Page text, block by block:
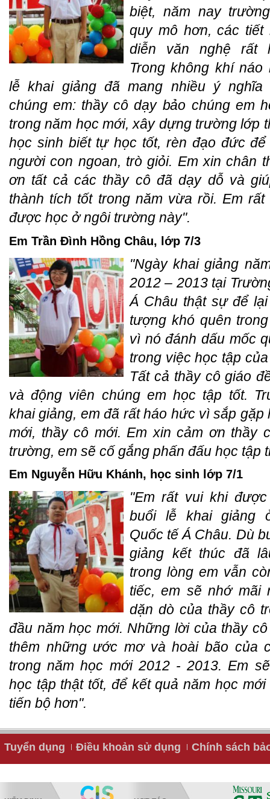
biệt, năm nay
quy mô hơn, các tiết
diễn văn nghệ rất
Trong không khí náo
lễ khai giảng đã mang nhiều ý nghĩa
chúng em: thầy cô dạy bảo chúng em
trong năm học mới, xây dựng trường lớp
học sinh biết tự học tốt, rèn đạo đức để
người con ngoan, trò giỏi. Em xin chân
ơn tất cả các thầy cô đã dạy dỗ và
thành tích tốt trong năm vừa rồi. Em
được học ở ngôi trường này".
Em Trần Đình Hồng Châu, lớp 7/3
"Ngày khai giảng
2012 – 2013 tại
Á Châu thật sự để
tượng khó quên
vì nó đánh dấu mốc
trong việc học tập
Tất cả thầy cô giáo
và động viên chúng em học tập tốt.
khai giảng, em đã rất háo hức vì sắp gặp
mới, thầy cô mới. Em xin cảm ơn thầy
trường, em sẽ cố gắng phấn đấu học tập
Em Nguyễn Hữu Khánh, học sinh lớp 7/1
"Em rất vui khi
buổi lễ khai giảng
Quốc tế Á Châu. Dù
giảng kết thúc đã
trong lòng em vẫn
tiếc, em sẽ nhớ mãi
dặn dò của thầy cô
đầu năm học mới. Những lời của thầy
thêm những ước mơ và hoài bão của
trong năm học mới 2012 - 2013. Em
học tập thật tốt, để kết quả năm học mới
tiến bộ hơn".
Tuyển dụng Điều khoản sử dụng Chính sách